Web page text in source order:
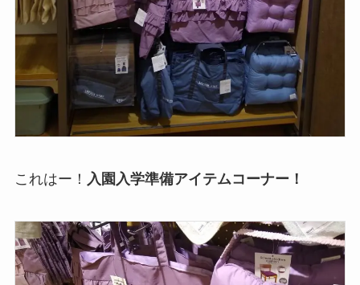
これはー！ 入園入学準備アイテムコーナー！